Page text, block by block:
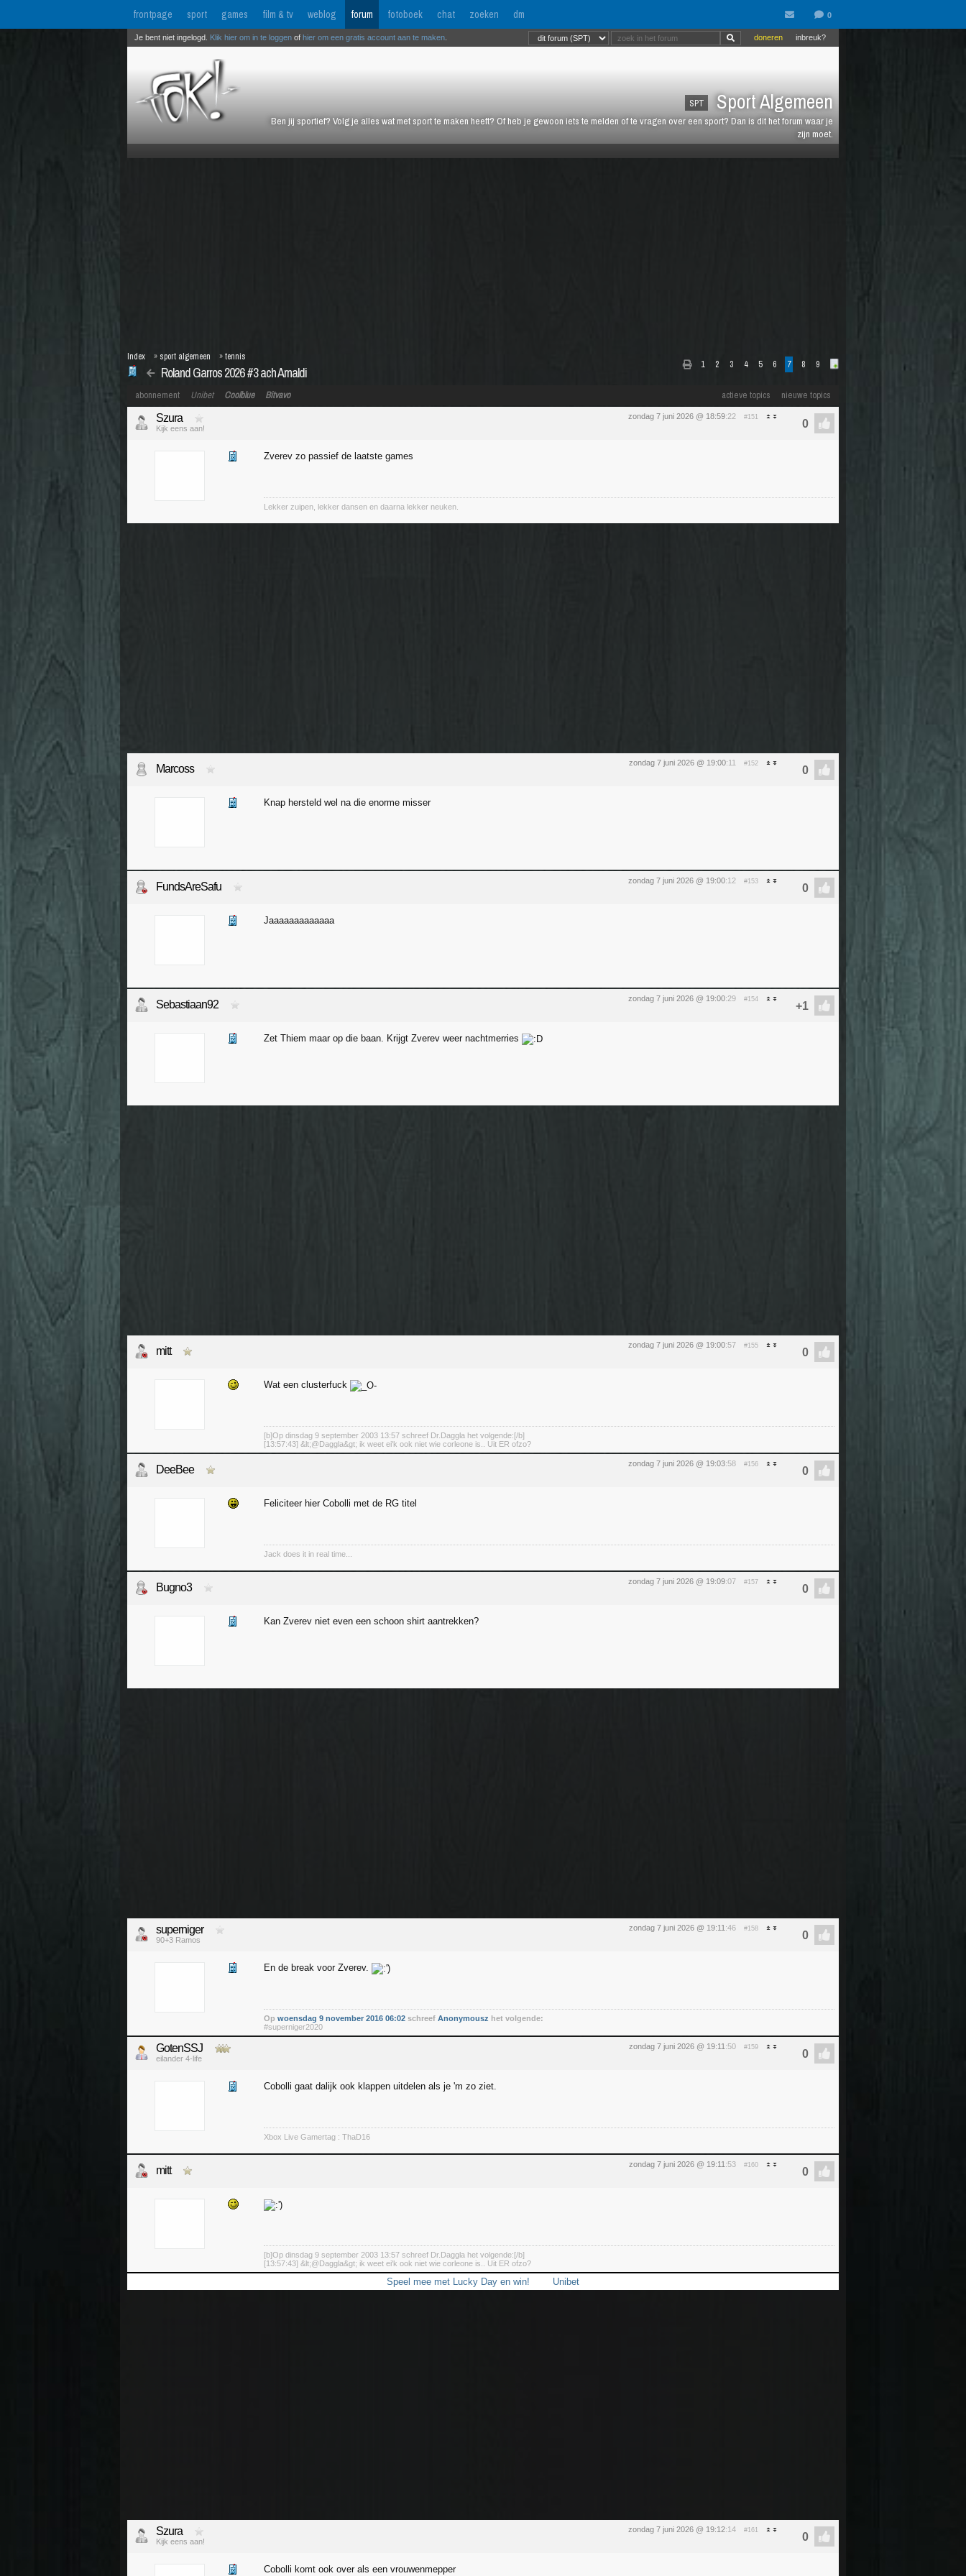
frontpage sport games film & tv weblog forum fotoboek chat zoeken dm
SPT Sport Algemeen
Ben jij sportief? Volg je alles wat met sport te maken heeft? Of heb je gewoon iets te melden of te vragen over een sport? Dan is dit het forum waar je
zijn moet.
inbreuk?
doneren
Je bent niet ingelogd. Klik hier om in te loggen of hier om een gratis account aan te maken
1 2 3 4 5 6 7 8 9
Roland Garros 2026 #3 ach Arnaldi
Index » sport algemeen »tennis
actieve topics nieuwe topics
abonnement Unibet Coolblue Bitvavo
zondag 7 juni 2026 @ 18:59:22 #151
Szura
Kijk eens aan!
Zverev zo passief de laatste games
Lekker zuipen, lekker dansen en daarna lekker neuken.
zondag 7 juni 2026 @ 19:00:11 #152
Marcoss
Knap hersteld wel na die enorme misser
zondag 7 juni 2026 @ 19:00:12 #153
FundsAreSafu
Jaaaaaaaaaaaaa
zondag 7 juni 2026 @ 19:00:29 #154
Sebastiaan92
Zet Thiem maar op die baan. Krijgt Zverev weer nachtmerries
zondag 7 juni 2026 @ 19:00:57 #155
mitt
Wat een clusterfuck
[b]Op dinsdag 9 september 2003 13:57 schreef Dr.Daggla het volgende:[/b]
[13:57:43] &lt;@Daggla&gt; ik weet ei'k ook niet wie corleone is.. Uit ER ofzo?
zondag 7 juni 2026 @ 19:03:58 #156
DeeBee
Feliciteer hier Cobolli met de RG titel
Jack does it in real time...
zondag 7 juni 2026 @ 19:09:07 #157
Bugno3
Kan Zverev niet even een schoon shirt aantrekken?
zondag 7 juni 2026 @ 19:11 :46 #158
superniger
90+3 Ramos
En de break voor Zverev.
Op woensdag 9 november 2016 06:02 schreef Anonymousz het volgende:
#superniger2020
zondag 7 juni 2026 @ 19:11 :50 #159
GotenSSJ
eilander 4-life
Cobolli gaat dalijk ook klappen uitdelen als je 'm zo ziet.
Xbox Live Gamertag : ThaD16
zondag 7 juni 2026 @ 19:11 :53 #160
mitt
[b]Op dinsdag 9 september 2003 13:57 schreef Dr.Daggla het volgende:[/b]
[13:57:43] &lt;@Daggla&gt; ik weet ei'k ook niet wie corleone is.. Uit ER ofzo?
Speel mee met Lucky Day en win! Unibet
zondag 7 juni 2026 @ 19:12:14 #161
Szura
Kijk eens aan!
Cobolli komt ook over als een vrouwenmepper